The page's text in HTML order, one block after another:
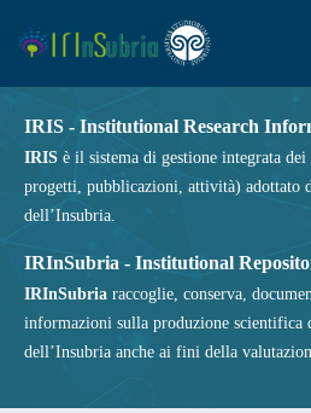
IRIS - Institutional Research
IRIS è il sistema di gestione integrata
progetti, pubblicazioni, attività) adottato
dell’Insubria.
IRInSubria - Institutional
IRInSubria raccoglie, conserva,
informazioni sulla produzione
dell’Insubria anche ai fini della